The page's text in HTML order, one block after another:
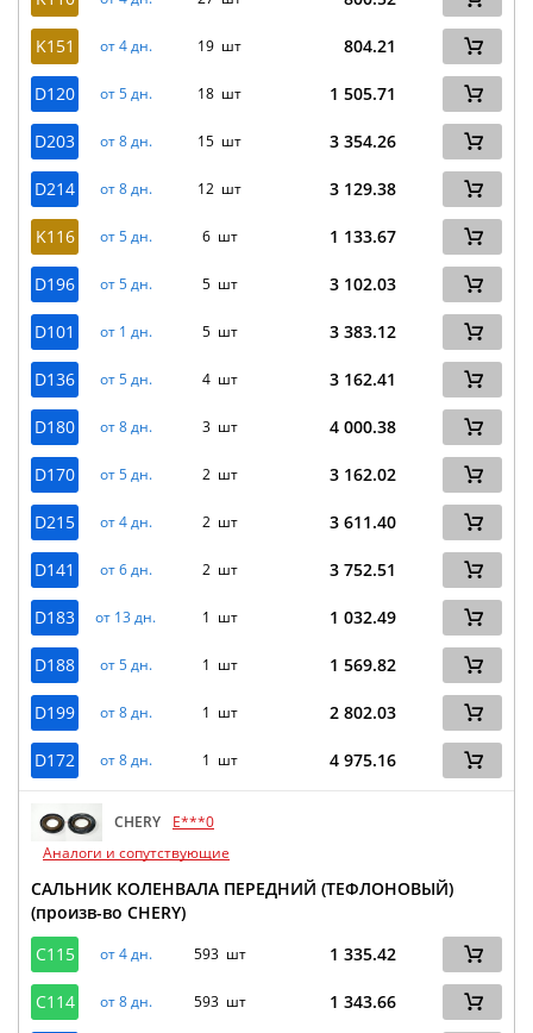
K151 от 4 дн. 19 шт 804.21
D120 от 5 дн. 18 шт 1 505.71
D203 от 8 дн. 15 шт 3 354.26
D214 от 8 дн. 12 шт 3 129.38
K116 от 5 дн. 6 шт 1 133.67
D196 от 5 дн. 5 шт 3 102.03
D101 от 1 дн. 5 шт 3 383.12
D136 от 5 дн. 4 шт 3 162.41
D180 от 8 дн. 3 шт 4 000.38
D170 от 5 дн. 2 шт 3 162.02
D215 от 4 дн. 2 шт 3 611.40
D141 от 6 дн. 2 шт 3 752.51
D183 от 13 дн. 1 шт 1 032.49
D188 от 5 дн. 1 шт 1 569.82
D199 от 8 дн. 1 шт 2 802.03
D172 от 8 дн. 1 шт 4 975.16
CHERY
E***0
Аналоги и сопутствующие
САЛЬНИК КОЛЕНВАЛА ПЕРЕДНИЙ (ТЕФЛОНОВЫЙ)
(произв-во CHERY)
C115
от 4 дн. 593 шт 1 335.42
C114 от 8 дн. 593 шт 1 343.66